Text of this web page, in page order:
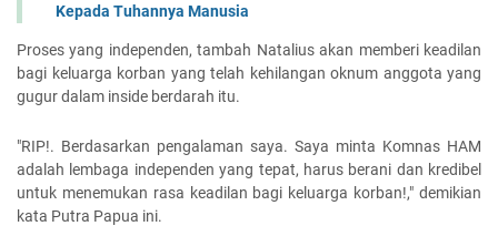
Kepada Tuhannya Manusia
Proses yang independen, tambah Natalius akan memberi keadilan
bagi keluarga korban yang telah kehilangan oknum anggota yang
gugur dalam inside berdarah itu.
"RIP!. Berdasarkan pengalaman saya. Saya minta Komnas HAM
adalah lembaga independen yang tepat, harus berani dan kredibel
untuk menemukan rasa keadilan bagi keluarga korban!," demikian
kata Putra Papua ini.